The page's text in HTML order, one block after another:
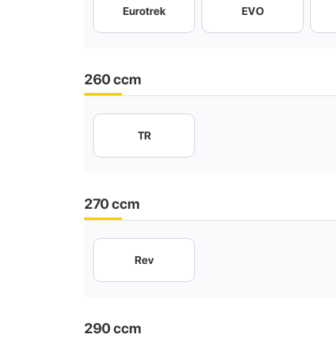
Eurotrek EVO
260 ccm
TR
270 ccm
Rev
290 ccm